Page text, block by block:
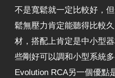
不是寬鬆就一定比較好，
鬆無壓力肯定能聽得比較
材，搭配上肯定是中小型
些剛好可以調和小型系統多
Evolution RCA另一個優點